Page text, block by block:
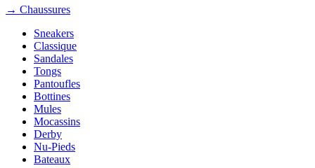
→ Chaussures
Sneakers
Classique
Sandales
Tongs
Pantoufles
Bottines
Mules
Mocassins
Derby
Nu-Pieds
Bateaux